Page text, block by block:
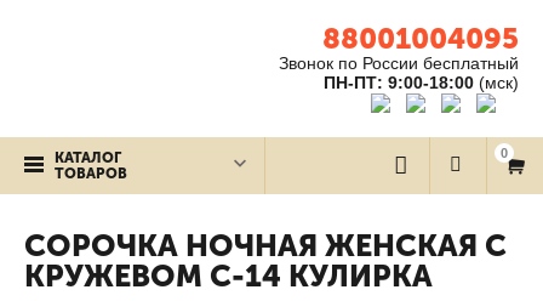
88001004095
Звонок по России бесплатный
ПН-ПТ: 9:00-18:00 (мск)
КАТАЛОГ
ТОВАРОВ
0
СОРОЧКА НОЧНАЯ ЖЕНСКАЯ С
КРУЖЕВОМ С-14 КУЛИРКА